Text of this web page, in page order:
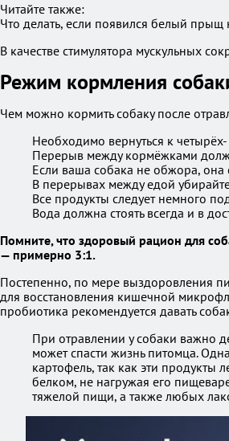
Читайте также:
Что делать, если появился белый прыщ
В качестве стимулятора мускульных
Режим кормления
Чем можно кормить собаку после
Необходимо вернуться к
Перерыв между кормёжками
Если ваша собака не обжора, она
В перерывах между едой
Все продукты следует немного
Вода должна стоять всегда и в
Помните, что здоровый рацион для
— примерно 3:1.
Постепенно, по мере выздоровления
для восстановления кишечной
пробиотика рекомендуется давать
При отравлении у собаки важно
может спасти жизнь питомца.
картофель, так как эти продукты
белком, не нагружая его
тяжелой пищи, а также любых